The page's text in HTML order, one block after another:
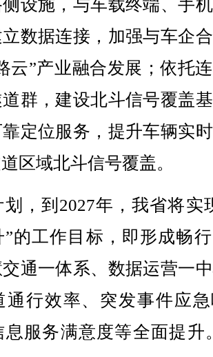
设施，与车载终端、手
数据连接，加强与车企
云”产业融合发展；依托
群，建设北斗信号覆盖
定位服务，提升车辆实
区域北斗信号覆盖。
到2027年，我省将实
的工作目标，即形成畅
通一体系、数据运营一
通行效率、突发事件应
息服务满意度等全面提升